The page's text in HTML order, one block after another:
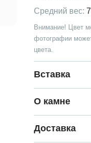
Средний вес:
Внимание! Цвет
фотографии
цвета.
Вставка
О камне
Доставка